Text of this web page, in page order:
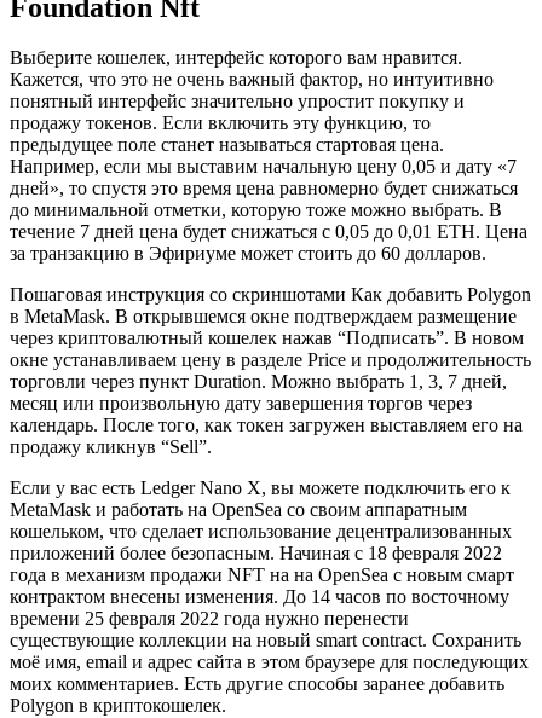
Foundation Nft
Выберите кошелек, интерфейс которого вам нравится.
Кажется, что это не очень важный фактор, но интуитивно
понятный интерфейс значительно упростит покупку и
продажу токенов. Если включить эту функцию, то
предыдущее поле станет называться стартовая цена.
Например, если мы выставим начальную цену 0,05 и дату «7
дней», то спустя это время цена равномерно будет снижаться
до минимальной отметки, которую тоже можно выбрать. В
течение 7 дней цена будет снижаться с 0,05 до 0,01 ETH. Цена
за транзакцию в Эфириуме может стоить до 60 долларов.
Пошаговая инструкция со скриншотами Как добавить Polygon
в MetaMask. В открывшемся окне подтверждаем размещение
через криптовалютный кошелек нажав “Подписать”. В новом
окне устанавливаем цену в разделе Price и продолжительность
торговли через пункт Duration. Можно выбрать 1, 3, 7 дней,
месяц или произвольную дату завершения торгов через
календарь. После того, как токен загружен выставляем его на
продажу кликнув “Sell”.
Если у вас есть Ledger Nano X, вы можете подключить его к
MetaMask и работать на OpenSea со своим аппаратным
кошельком, что сделает использование децентрализованных
приложений более безопасным. Начиная с 18 февраля 2022
года в механизм продажи NFT на на OpenSea с новым смарт
контрактом внесены изменения. До 14 часов по восточному
времени 25 февраля 2022 года нужно перенести
существующие коллекции на новый smart contract. Сохранить
моё имя, email и адрес сайта в этом браузере для последующих
моих комментариев. Есть другие способы заранее добавить
Polygon в криптокошелек.